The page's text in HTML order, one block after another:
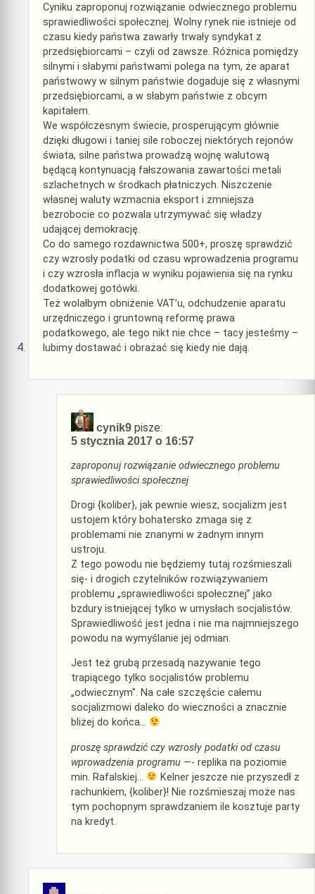
Cyniku zaproponuj rozwiązanie odwiecznego problemu
sprawiedliwości społecznej. Wolny rynek nie istnieje od
czasu kiedy państwa zawarły trwały syndykat z
przedsiębiorcami – czyli od zawsze. Różnica pomiędzy
silnymi i słabymi państwami polega na tym, że aparat
państwowy w silnym państwie dogaduje się z własnymi
przedsiębiorcami, a w słabym państwie z obcym
kapitałem.
We współczesnym świecie, prosperującym głównie
dzięki długowi i taniej sile roboczej niektórych rejonów
świata, silne państwa prowadzą wojnę walutową
będącą kontynuacją fałszowania zawartości metali
szlachetnych w środkach płatniczych. Niszczenie
własnej waluty wzmacnia eksport i zmniejsza
bezrobocie co pozwala utrzymywać się władzy
udającej demokrację.
Co do samego rozdawnictwa 500+, proszę sprawdzić
czy wzrosły podatki od czasu wprowadzenia programu
i czy wzrosła inflacja w wyniku pojawienia się na rynku
dodatkowej gotówki.
Też wolałbym obniżenie VAT’u, odchudzenie aparatu
urzędniczego i gruntowną reformę prawa
podatkowego, ale tego nikt nie chce – tacy jesteśmy –
lubimy dostawać i obrażać się kiedy nie dają.
cynik9 pisze:
5 stycznia 2017 o 16:57
zaproponuj rozwiązanie odwiecznego problemu
sprawiedliwości społecznej
Drogi {koliber}, jak pewnie wiesz, socjalizm jest
ustojem który bohatersko zmaga się z
problemami nie znanymi w żadnym innym
ustroju.
Z tego powodu nie będziemy tutaj rozśmieszali
się- i drogich czytelników rozwiązywaniem
problemu „sprawiedliwości społecznej” jako
bzdury istniejącej tylko w umysłach socjalistów.
Sprawiedliwość jest jedna i nie ma najmniejszego
powodu na wymyślanie jej odmian.
Jest też grubą przesadą nazywanie tego
trapiącego tylko socjalistów problemu
„odwiecznym”. Na całe szczęście całemu
socjalizmowi daleko do wieczności a znacznie
bliżej do końca…
proszę sprawdzić czy wzrosły podatki od czasu
wprowadzenia programu —- replika na poziomie
min. Rafalskiej…
Kelner jeszcze nie przyszedł z
rachunkiem, {koliber}! Nie rozśmieszaj może nas
tym pochopnym sprawdzaniem ile kosztuje party
na kredyt.